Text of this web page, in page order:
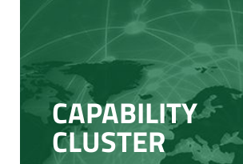
CAPABILITY
CLUSTER